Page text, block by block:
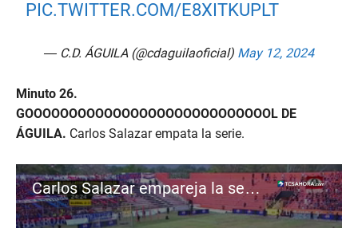
PIC.TWITTER.COM/E8XITKUPLT
— C.D. ÁGUILA (@cdaguilaoficial) May 12, 2024
Minuto 26.
GOOOOOOOOOOOOOOOOOOOOOOOOOOOOL DE
ÁGUILA. Carlos Salazar empata la serie.
Carlos Salazar empareja la serie | Águila 2-0 FAS